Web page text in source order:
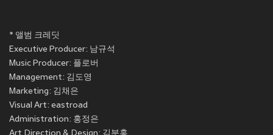
* 앨범 크레딧
Executive Producer: 남규석
Music Producer: 플로버
Management: 김도영
Marketing: 김채은
Visual Art: eastroad
Administration: 홍정은